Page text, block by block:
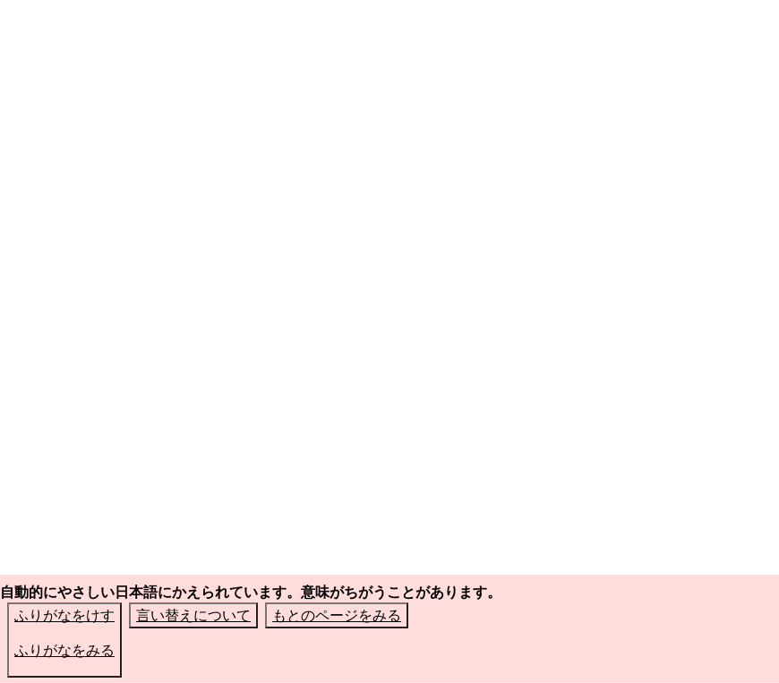
自動的にやさしい日本語にかえられています。意味がちがうことがあります。
ふりがなをけす
ふりがなをみる
言い替えについて もとのページをみる